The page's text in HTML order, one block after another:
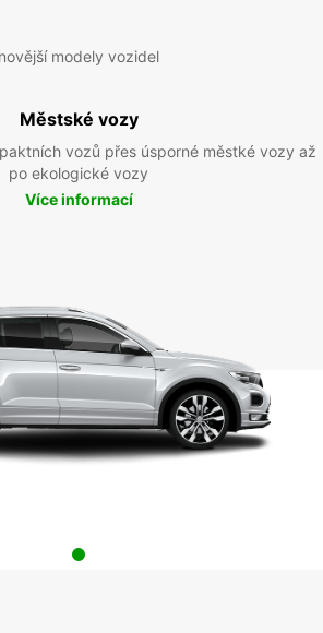
modely vozidel
Městské vozy
vozů přes úsporné městké vozy až
po ekologické vozy
Více informací